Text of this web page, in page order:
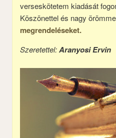
verseskötetem kiadását
Köszönettel és nagy
megrendeléseket.
Szeretettel:Aranyosi Ervin